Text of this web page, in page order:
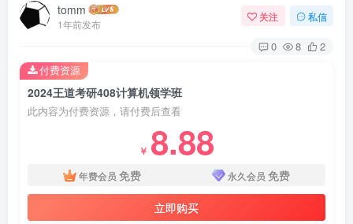
tomm
1年前发布
关注 私信
0 8 2
2024王道考研408计算机领学班
此内容为付费资源，请付费后查看
￥ 8.88
年费会员 免费 永久会员 免费
立即购买
付费资源